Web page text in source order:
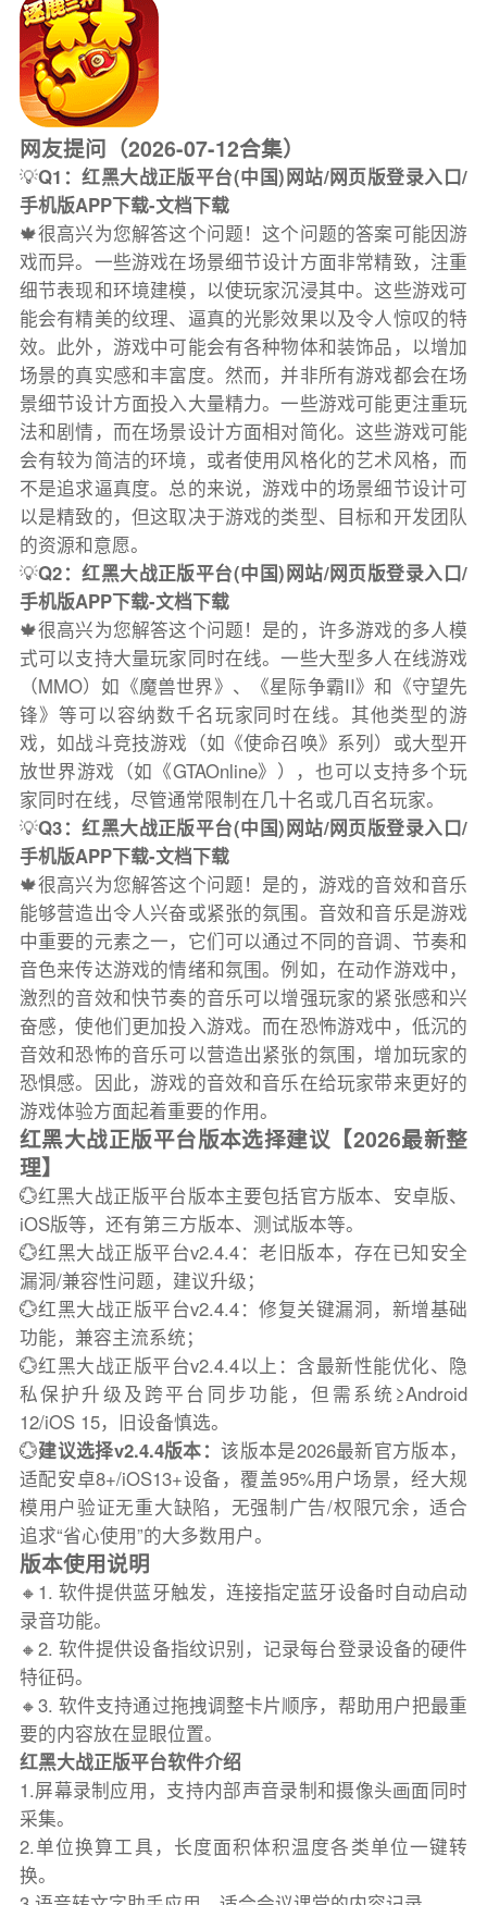
网友提问（2026-07-12合集）
💡Q1：红黑大战正版平台(中国)网站/网页版登录入口/
手机版APP下载-文档下载
🍁很高兴为您解答这个问题！这个问题的答案可能因游
戏而异。一些游戏在场景细节设计方面非常精致，注重
细节表现和环境建模，以使玩家沉浸其中。这些游戏可
能会有精美的纹理、逼真的光影效果以及令人惊叹的特
效。此外，游戏中可能会有各种物体和装饰品，以增加
场景的真实感和丰富度。然而，并非所有游戏都会在场
景细节设计方面投入大量精力。一些游戏可能更注重玩
法和剧情，而在场景设计方面相对简化。这些游戏可能
会有较为简洁的环境，或者使用风格化的艺术风格，而
不是追求逼真度。总的来说，游戏中的场景细节设计可
以是精致的，但这取决于游戏的类型、目标和开发团队
的资源和意愿。
💡Q2：红黑大战正版平台(中国)网站/网页版登录入口/
手机版APP下载-文档下载
🍁很高兴为您解答这个问题！是的，许多游戏的多人模
式可以支持大量玩家同时在线。一些大型多人在线游戏
（MMO）如《魔兽世界》、《星际争霸II》和《守望先
锋》等可以容纳数千名玩家同时在线。其他类型的游
戏，如战斗竞技游戏（如《使命召唤》系列）或大型开
放世界游戏（如《GTAOnline》），也可以支持多个玩
家同时在线，尽管通常限制在几十名或几百名玩家。
💡Q3：红黑大战正版平台(中国)网站/网页版登录入口/
手机版APP下载-文档下载
🍁很高兴为您解答这个问题！是的，游戏的音效和音乐
能够营造出令人兴奋或紧张的氛围。音效和音乐是游戏
中重要的元素之一，它们可以通过不同的音调、节奏和
音色来传达游戏的情绪和氛围。例如，在动作游戏中，
激烈的音效和快节奏的音乐可以增强玩家的紧张感和兴
奋感，使他们更加投入游戏。而在恐怖游戏中，低沉的
音效和恐怖的音乐可以营造出紧张的氛围，增加玩家的
恐惧感。因此，游戏的音效和音乐在给玩家带来更好的
游戏体验方面起着重要的作用。
红黑大战正版平台版本选择建议【2026最新整
理】
💮红黑大战正版平台版本主要包括官方版本、安卓版、
iOS版等，还有第三方版本、测试版本等。
💮红黑大战正版平台v2.4.4：老旧版本，存在已知安全
漏洞/兼容性问题，建议升级；
💮红黑大战正版平台v2.4.4：修复关键漏洞，新增基础
功能，兼容主流系统；
💮红黑大战正版平台v2.4.4以上：含最新性能优化、隐
私保护升级及跨平台同步功能，但需系统≥Android
12/iOS 15，旧设备慎选。
💮建议选择v2.4.4版本：该版本是2026最新官方版本，
适配安卓8+/iOS13+设备，覆盖95%用户场景，经大规
模用户验证无重大缺陷，无强制广告/权限冗余，适合
追求“省心使用”的大多数用户。
版本使用说明
🔸1. 软件提供蓝牙触发，连接指定蓝牙设备时自动启动
录音功能。
🔸2. 软件提供设备指纹识别，记录每台登录设备的硬件
特征码。
🔸3. 软件支持通过拖拽调整卡片顺序，帮助用户把最重
要的内容放在显眼位置。
红黑大战正版平台软件介绍
1.屏幕录制应用，支持内部声音录制和摄像头画面同时
采集。
2.单位换算工具，长度面积体积温度各类单位一键转
换。